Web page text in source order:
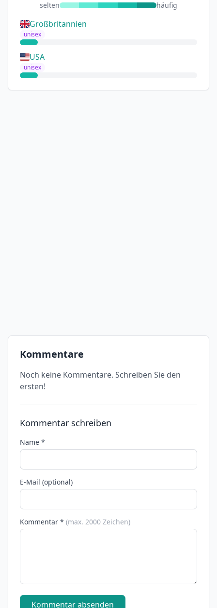
selten häufig
Großbritannien
unisex
USA
unisex
Kommentare
Noch keine Kommentare. Schreiben Sie den
ersten!
Kommentar schreiben
Name *
E-Mail (optional)
Kommentar * (max. 2000 Zeichen)
Kommentar absenden